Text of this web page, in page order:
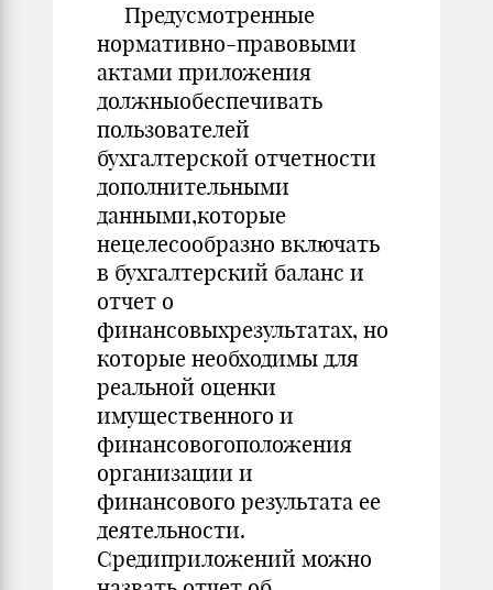
Предусмотренные
нормативно-правовыми
актами приложения
должныобеспечивать
пользователей
бухгалтерской отчетности
дополнительными
данными,которые
нецелесообразно включать
в бухгалтерский баланс и
отчет о
финансовыхрезультатах, но
которые необходимы для
реальной оценки
имущественного и
финансовогоположения
организации и
финансового результата ее
деятельности.
Средиприложений можно